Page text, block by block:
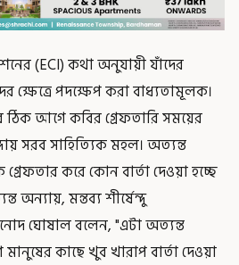
(ECI) কথা অনুযায়ী যাঁদের
ক্ষেত্রে পদক্ষেপ করা বাধ্যতামূলক।
ঠিক আগে কবির গ্রেফতারি সময়ের
সরব সাহিত্যিক মহল। অত্যন্ত
করে কোন বার্তা দেওয়া হচ্ছে
অন্যায়, মন্তব্য শীর্ষেন্দু
ঘোষাল বলেন, "এটা অত্যন্ত
কাছে খুব খারাপ বার্তা দেওয়া